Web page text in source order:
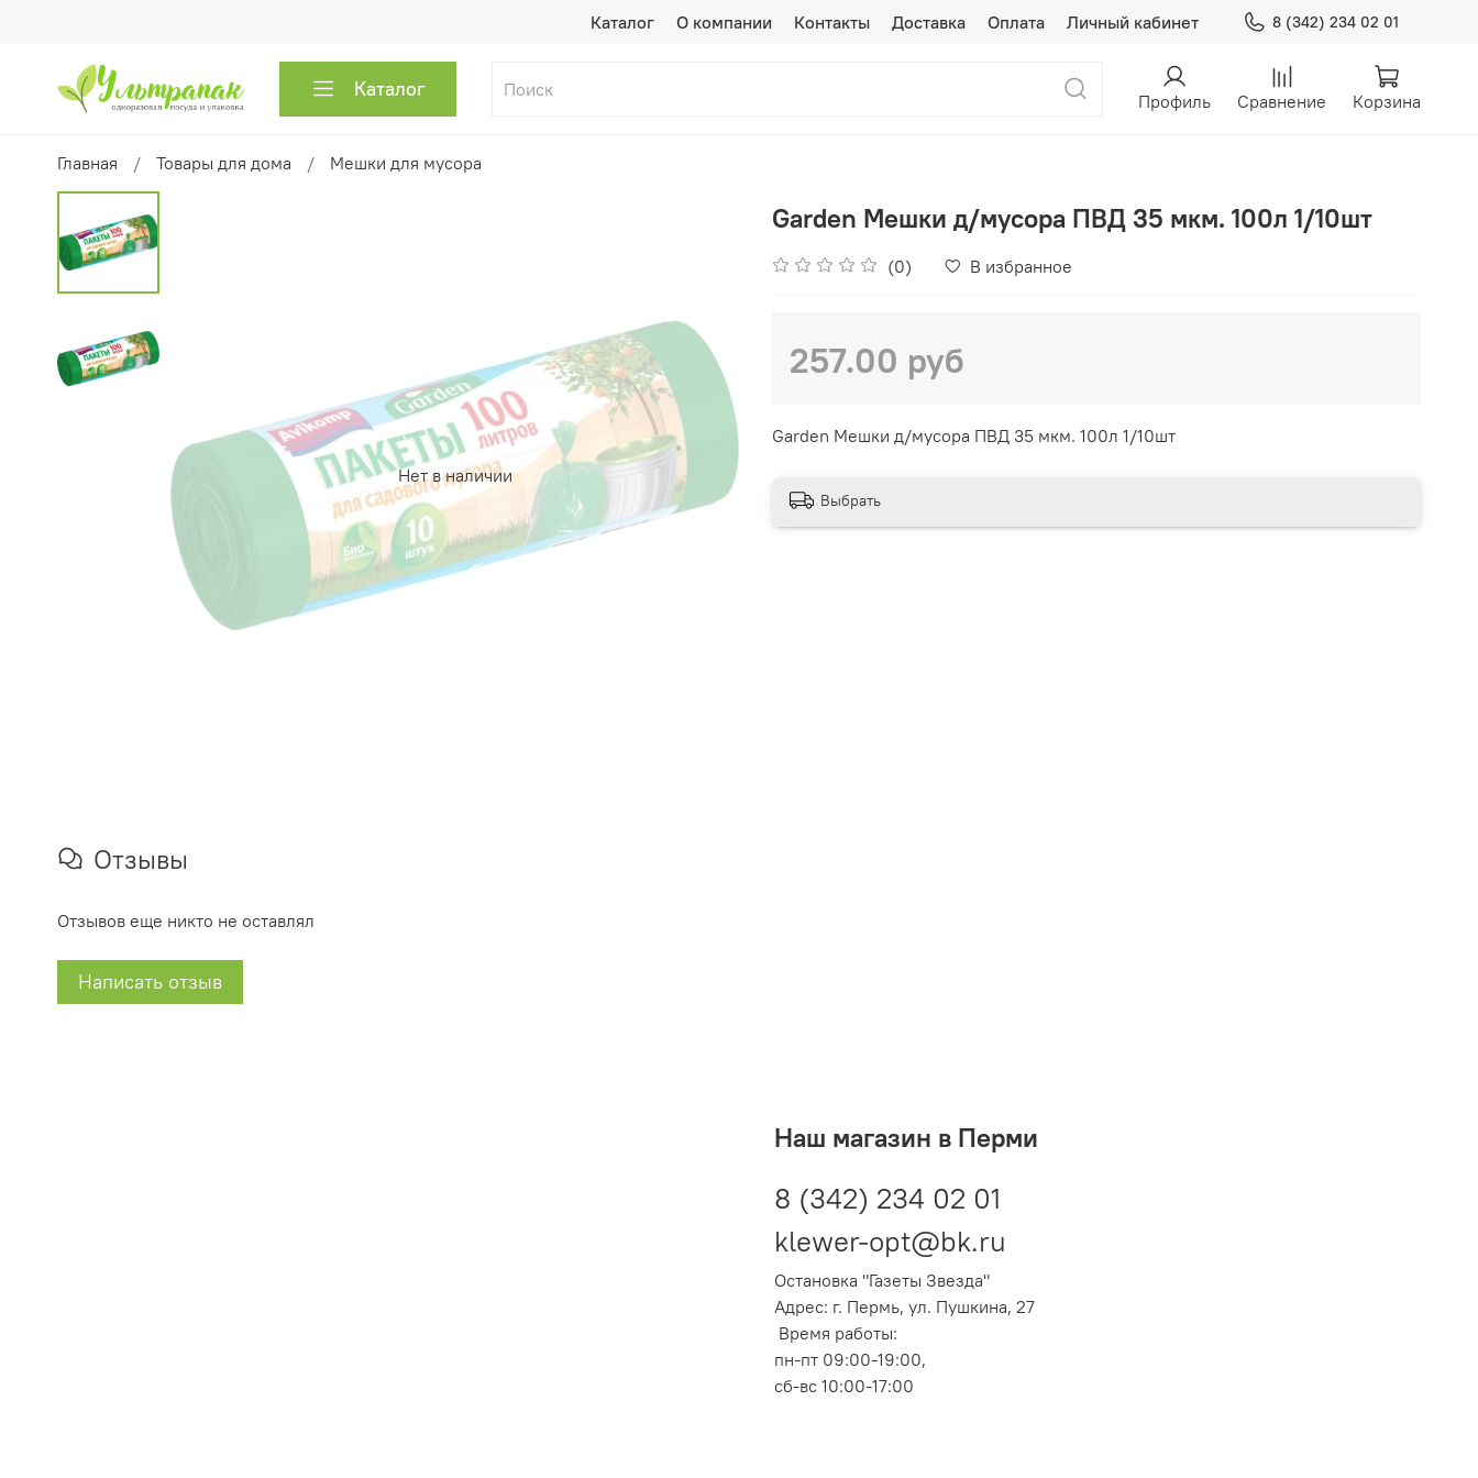
Каталог О компании Контакты Доставка Оплата Личный кабинет 8 (342) 234 02 01
Каталог Профиль Сравнение Корзина
Главная Товары для дома Мешки для мусора
Нет в наличии
Garden Мешки д/мусора ПВД 35 мкм. 100л 1/10шт
(0) В избранное
257.00 руб
Garden Мешки д/мусора ПВД 35 мкм. 100л 1/10шт
Выбрать
Отзывы
Отзывов еще никто не оставлял
Написать отзыв
Наш магазин в Перми
8 (342) 234 02 01
klewer-opt@bk.ru
Остановка "Газеты Звезда"
Адрес: г. Пермь, ул. Пушкина, 27
Время работы:
пн-пт 09:00-19:00,
сб-вс 10:00-17:00